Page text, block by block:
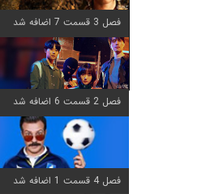
فصل 3 قسمت 7 اضافه شد
فصل 2 قسمت 6 اضافه شد
فصل 4 قسمت 1 اضافه شد